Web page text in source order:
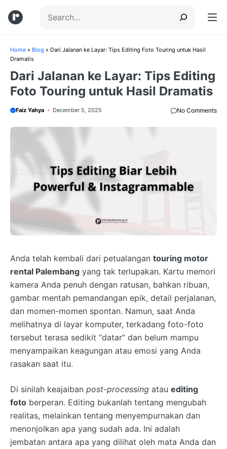
Menu
Home » Blog » Dari Jalanan ke Layar: Tips Editing Foto Touring untuk Hasil
Dramatis
Dari Jalanan ke Layar: Tips Editing
Foto Touring untuk Hasil Dramatis
Faiz Yahya December 5, 2025 No Comments
Anda telah kembali dari petualangan touring motor
rental Palembang yang tak terlupakan. Kartu memori
kamera Anda penuh dengan ratusan, bahkan ribuan,
gambar mentah pemandangan epik, detail perjalanan,
dan momen-momen spontan. Namun, saat Anda
melihatnya di layar komputer, terkadang foto-foto
tersebut terasa sedikit “datar” dan belum mampu
menyampaikan keagungan atau emosi yang Anda
rasakan saat itu.
Di sinilah keajaiban post-processing atau editing
foto berperan. Editing bukanlah tentang mengubah
realitas, melainkan tentang menyempurnakan dan
menonjolkan apa yang sudah ada. Ini adalah
jembatan antara apa yang dilihat oleh mata Anda dan